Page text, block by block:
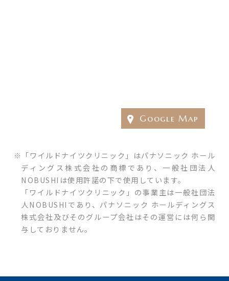
Google Map
「ワイルドナイツクリニック」はパナソニック ホール
ディングス株式会社の商標であり、一般社団法人
NOBUSHIは使用許諾の下で使用しています。
「ワイルドナイツクリニック」の事業主は一般社団法
人NOBUSHIであり、パナソニック ホールディングス
株式会社及びそのグループ会社はその運営には何ら関
与しておりません。